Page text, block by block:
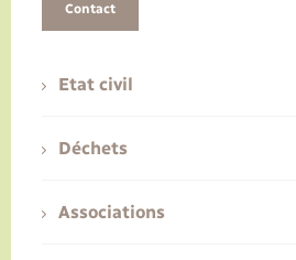
Contact
Etat civil
Déchets
Associations